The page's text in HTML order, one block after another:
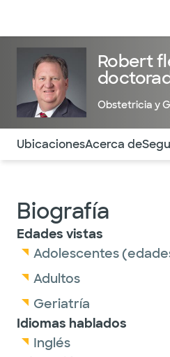
Robert
Obstetricia y
Utilice esta navegación para
UbicacionesAcerca de
Biografía
Edades vistas
Adolescentes
Adultos
Geriatría
Idiomas hablados
Inglés